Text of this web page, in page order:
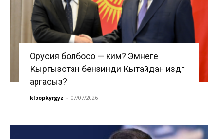
Орусия болбосо — ким? Эмнеге
Кыргызстан бензинди Кытайдан издөөгө
аргасыз?
kloopkyrgyz - 07/07/2026